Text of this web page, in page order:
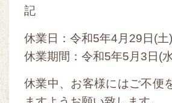
記
休業日：令和5年4月29日(土)
休業期間：令和5年5月3日(
休業中、お客様にはご不便